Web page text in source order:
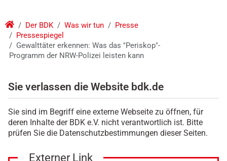
Der BDK Was wir tun
Presse
Pressespiegel
Gewalttäter erkennen: Was das "Periskop"-
Programm der NRW-Polizei leisten kann
Sie verlassen die Website bdk.de
Sie sind im Begriff eine externe Webseite zu öffnen, für
deren Inhalte der BDK e.V. nicht verantwortlich ist. Bitte
prüfen Sie die Datenschutzbestimmungen dieser Seiten.
Externer Link